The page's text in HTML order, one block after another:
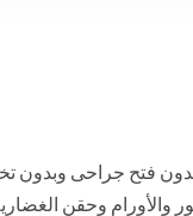
بدون فتح جراحى وبدون
والأورام وحقن